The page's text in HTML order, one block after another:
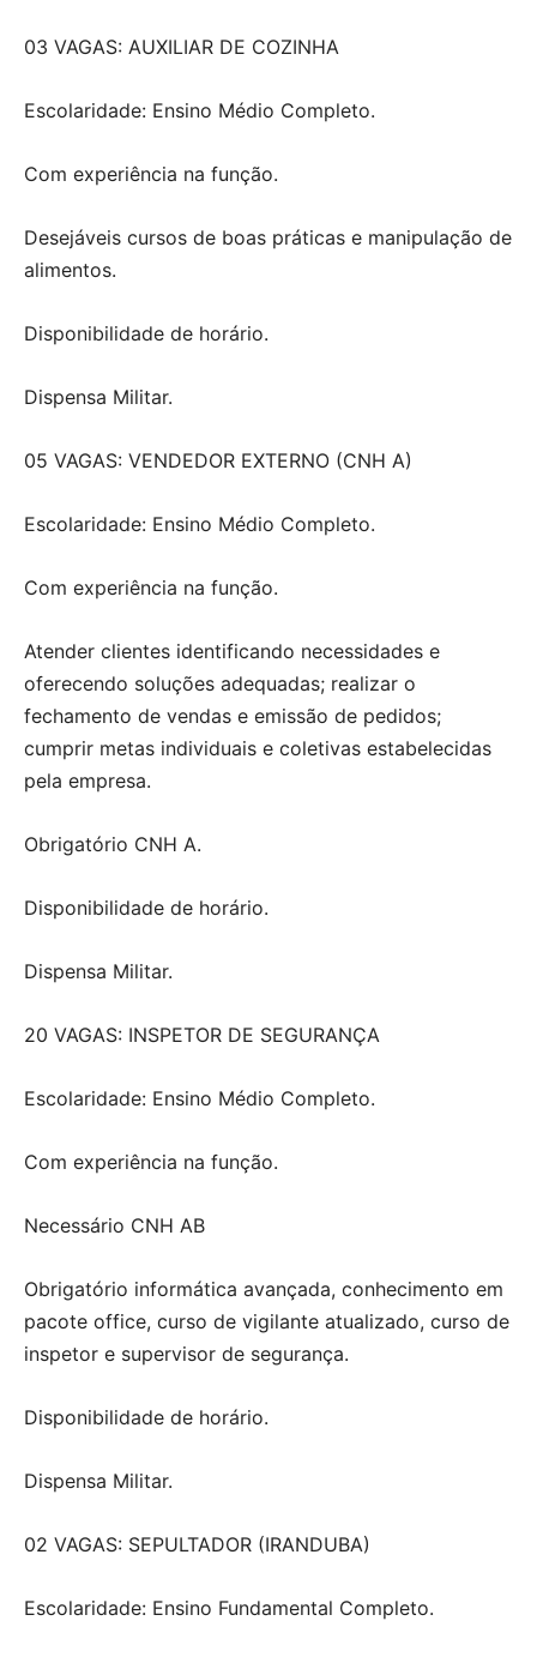
03 VAGAS: AUXILIAR DE COZINHA
Escolaridade: Ensino Médio Completo.
Com experiência na função.
Desejáveis cursos de boas práticas e manipulação de
alimentos.
Disponibilidade de horário.
Dispensa Militar.
05 VAGAS: VENDEDOR EXTERNO (CNH A)
Escolaridade: Ensino Médio Completo.
Com experiência na função.
Atender clientes identificando necessidades e
oferecendo soluções adequadas; realizar o
fechamento de vendas e emissão de pedidos;
cumprir metas individuais e coletivas estabelecidas
pela empresa.
Obrigatório CNH A.
Disponibilidade de horário.
Dispensa Militar.
20 VAGAS: INSPETOR DE SEGURANÇA
Escolaridade: Ensino Médio Completo.
Com experiência na função.
Necessário CNH AB
Obrigatório informática avançada, conhecimento em
pacote office, curso de vigilante atualizado, curso de
inspetor e supervisor de segurança.
Disponibilidade de horário.
Dispensa Militar.
02 VAGAS: SEPULTADOR (IRANDUBA)
Escolaridade: Ensino Fundamental Completo.